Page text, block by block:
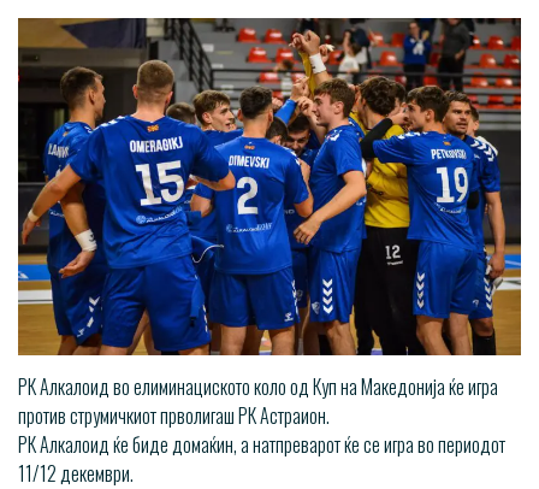
РК Алкалоид во елиминациското коло од Куп на Македонија ќе игра
против струмичкиот прволигаш РК Астраион.
РК Алкалоид ќе биде домаќин, а натпреварот ќе се игра во периодот
11/12 декември.